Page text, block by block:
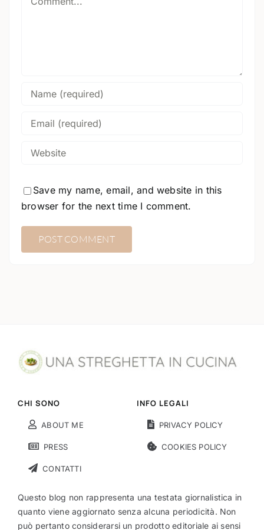
Save my name, email, and website in this
browser for the next time I comment.
CHI SONO
ABOUT ME
PRESS
CONTATTI
INFO LEGALI
PRIVACY POLICY
COOKIES POLICY
Questo blog non rappresenta una testata giornalistica in
quanto viene aggiornato senza alcuna periodicità. Non
può pertanto considerarsi un prodotto editoriale ai sensi